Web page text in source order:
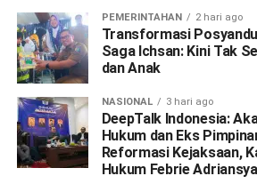
PEMERINTAHAN 2 hari ago
Transformasi
Saga Ichsan: Kini Tak
dan Anak
NASIONAL 3 hari ago
DeepTalk Indonesia:
Hukum dan Eks
Reformasi Kejaksaan,
Hukum Febrie